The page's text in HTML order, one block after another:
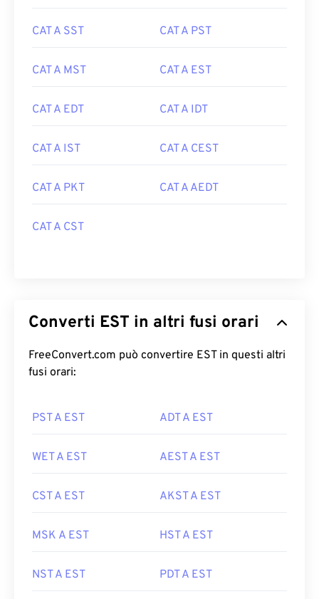
CAT A SST CAT A PST
CAT A MST CAT A EST
CAT A EDT CAT A IDT
CAT A IST CAT A CEST
CAT A PKT CAT A AEDT
CAT A CST
Converti EST in altri fusi orari
FreeConvert.com può convertire EST in questi altri
fusi orari:
PST A EST ADT A EST
WET A EST AEST A EST
CST A EST AKST A EST
MSK A EST HST A EST
NST A EST PDT A EST